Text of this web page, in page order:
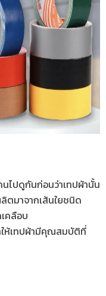
นไปดูกันก่อนว่าเทปผ้านั้น
ตมาจากเส้นใยชนิด
คลือบ
ห้เทปผ้ามีคุณสมบัติที่